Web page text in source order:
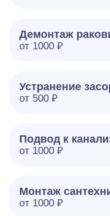
Демонтаж
от 1000 ₽
Устранение
от 500 ₽
Подвод к
от 1000 ₽
Монтаж
от 1000 ₽